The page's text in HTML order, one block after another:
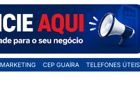
MARKETING CEP GUAÍRA TELEFONES ÚTEIS